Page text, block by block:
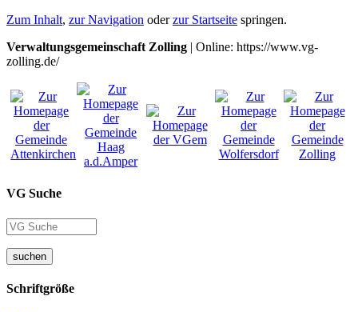
Zum Inhalt, zur Navigation oderzur Startseite springen.
Verwaltungsgemeinschaft Zolling | Online: https://www.vg-
zolling.de/
VG Suche
suchen
Schriftgröße